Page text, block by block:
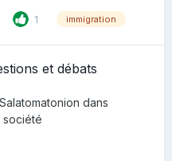
1 immigration
et débats
Salatomatonion dans
société